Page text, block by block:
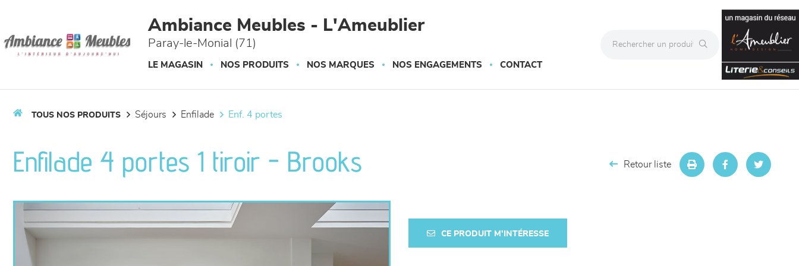
Ambiance Meubles - L'Ameublier
Paray-le-Monial (71)
LE MAGASIN NOS PRODUITS NOS MARQUES NOS ENGAGEMENTS CONTACT
TOUS NOS PRODUITS séjours enfilade enf. 4 portes
Enfilade 4 portes 1 tiroir - Brooks Retour liste
CE PRODUIT M'INTÉRESSE